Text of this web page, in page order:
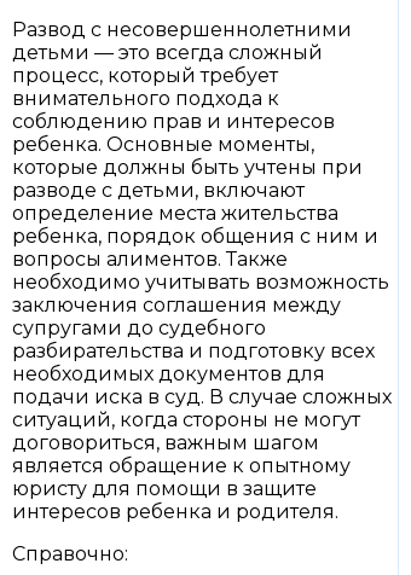
Развод с несовершеннолетними
детьми — это всегда сложный
процесс, который требует
внимательного подхода к
соблюдению прав и интересов
ребенка. Основные моменты,
которые должны быть учтены при
разводе с детьми, включают
определение места жительства
ребенка, порядок общения с ним и
вопросы алиментов. Также
необходимо учитывать возможность
заключения соглашения между
супругами до судебного
разбирательства и подготовку всех
необходимых документов для
подачи иска в суд. В случае сложных
ситуаций, когда стороны не могут
договориться, важным шагом
является обращение к опытному
юристу для помощи в защите
интересов ребенка и родителя.
Справочно: